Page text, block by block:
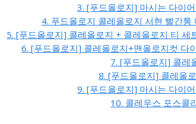
3. [푸드올로지] 마시는 다이
4. 푸드올로지 콜레올로지 서현 빨간
5. [푸드올로지] 콜레올로지 + 콜레올로지 티
6. [푸드올로지] 콜레올로지+맨올로지컷 다
7. [푸드올로지] 콜레
8. [푸드올로지] 콜레올
9. [푸드올로지] 마시는 다이
10. 콜레우스 포스콜